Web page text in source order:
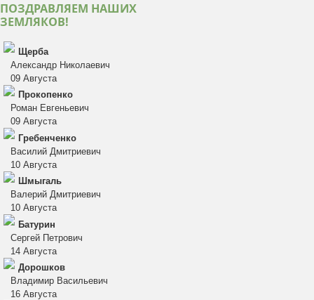
ПОЗДРАВЛЯЕМ НАШИХ
ЗЕМЛЯКОВ!
Щерба
Александр Николаевич
09 Августа
Прокопенко
Роман Евгеньевич
09 Августа
Гребенченко
Василий Дмитриевич
10 Августа
Шмыгаль
Валерий Дмитриевич
10 Августа
Батурин
Сергей Петрович
14 Августа
Дорошков
Владимир Васильевич
16 Августа